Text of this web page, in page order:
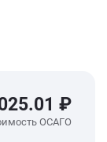
₽
ОСАГО